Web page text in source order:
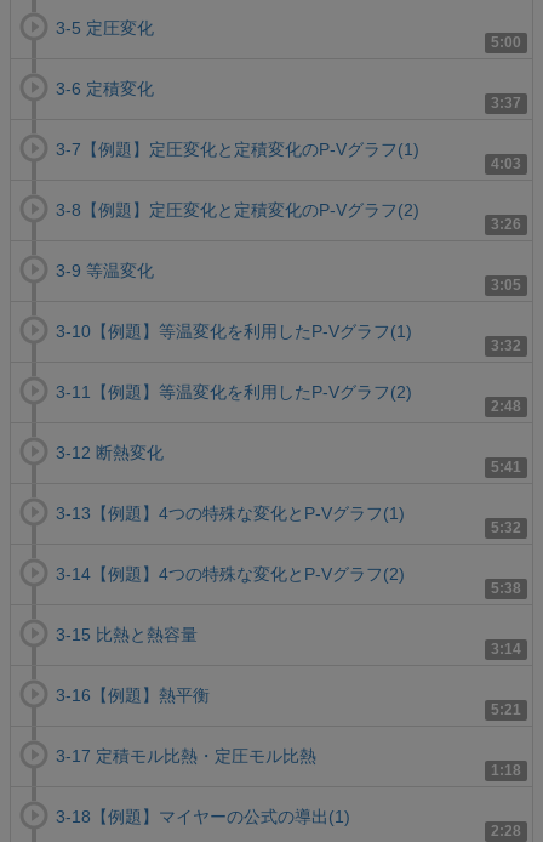
5:00
3-5 定圧変化
3:37
3-6 定積変化
4:03
3-7【例題】定圧変化と定積変化のP-Vグラフ(1)
3:26
3-8【例題】定圧変化と定積変化のP-Vグラフ(2)
3:05
3-9 等温変化
3:32
3-10【例題】等温変化を利用したP-Vグラフ(1)
2:48
3-11【例題】等温変化を利用したP-Vグラフ(2)
5:41
3-12 断熱変化
5:32
3-13【例題】4つの特殊な変化とP-Vグラフ(1)
5:38
3-14【例題】4つの特殊な変化とP-Vグラフ(2)
3:14
3-15 比熱と熱容量
5:21
3-16【例題】熱平衡
1:18
3-17 定積モル比熱・定圧モル比熱
2:28
3-18【例題】マイヤーの公式の導出(1)